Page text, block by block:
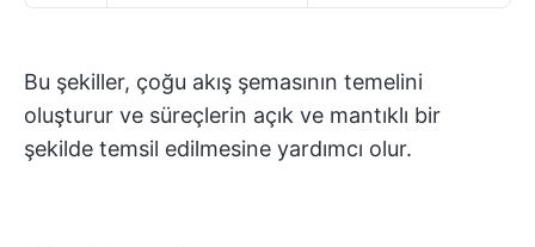
Bu şekiller, çoğu akış şemasının temelini
oluşturur ve süreçlerin açık ve mantıklı bir
şekilde temsil edilmesine yardımcı olur.